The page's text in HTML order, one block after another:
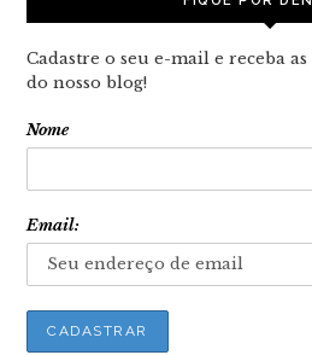
Cadastre o seu e-mail e receba
do nosso blog!
Nome
Email: